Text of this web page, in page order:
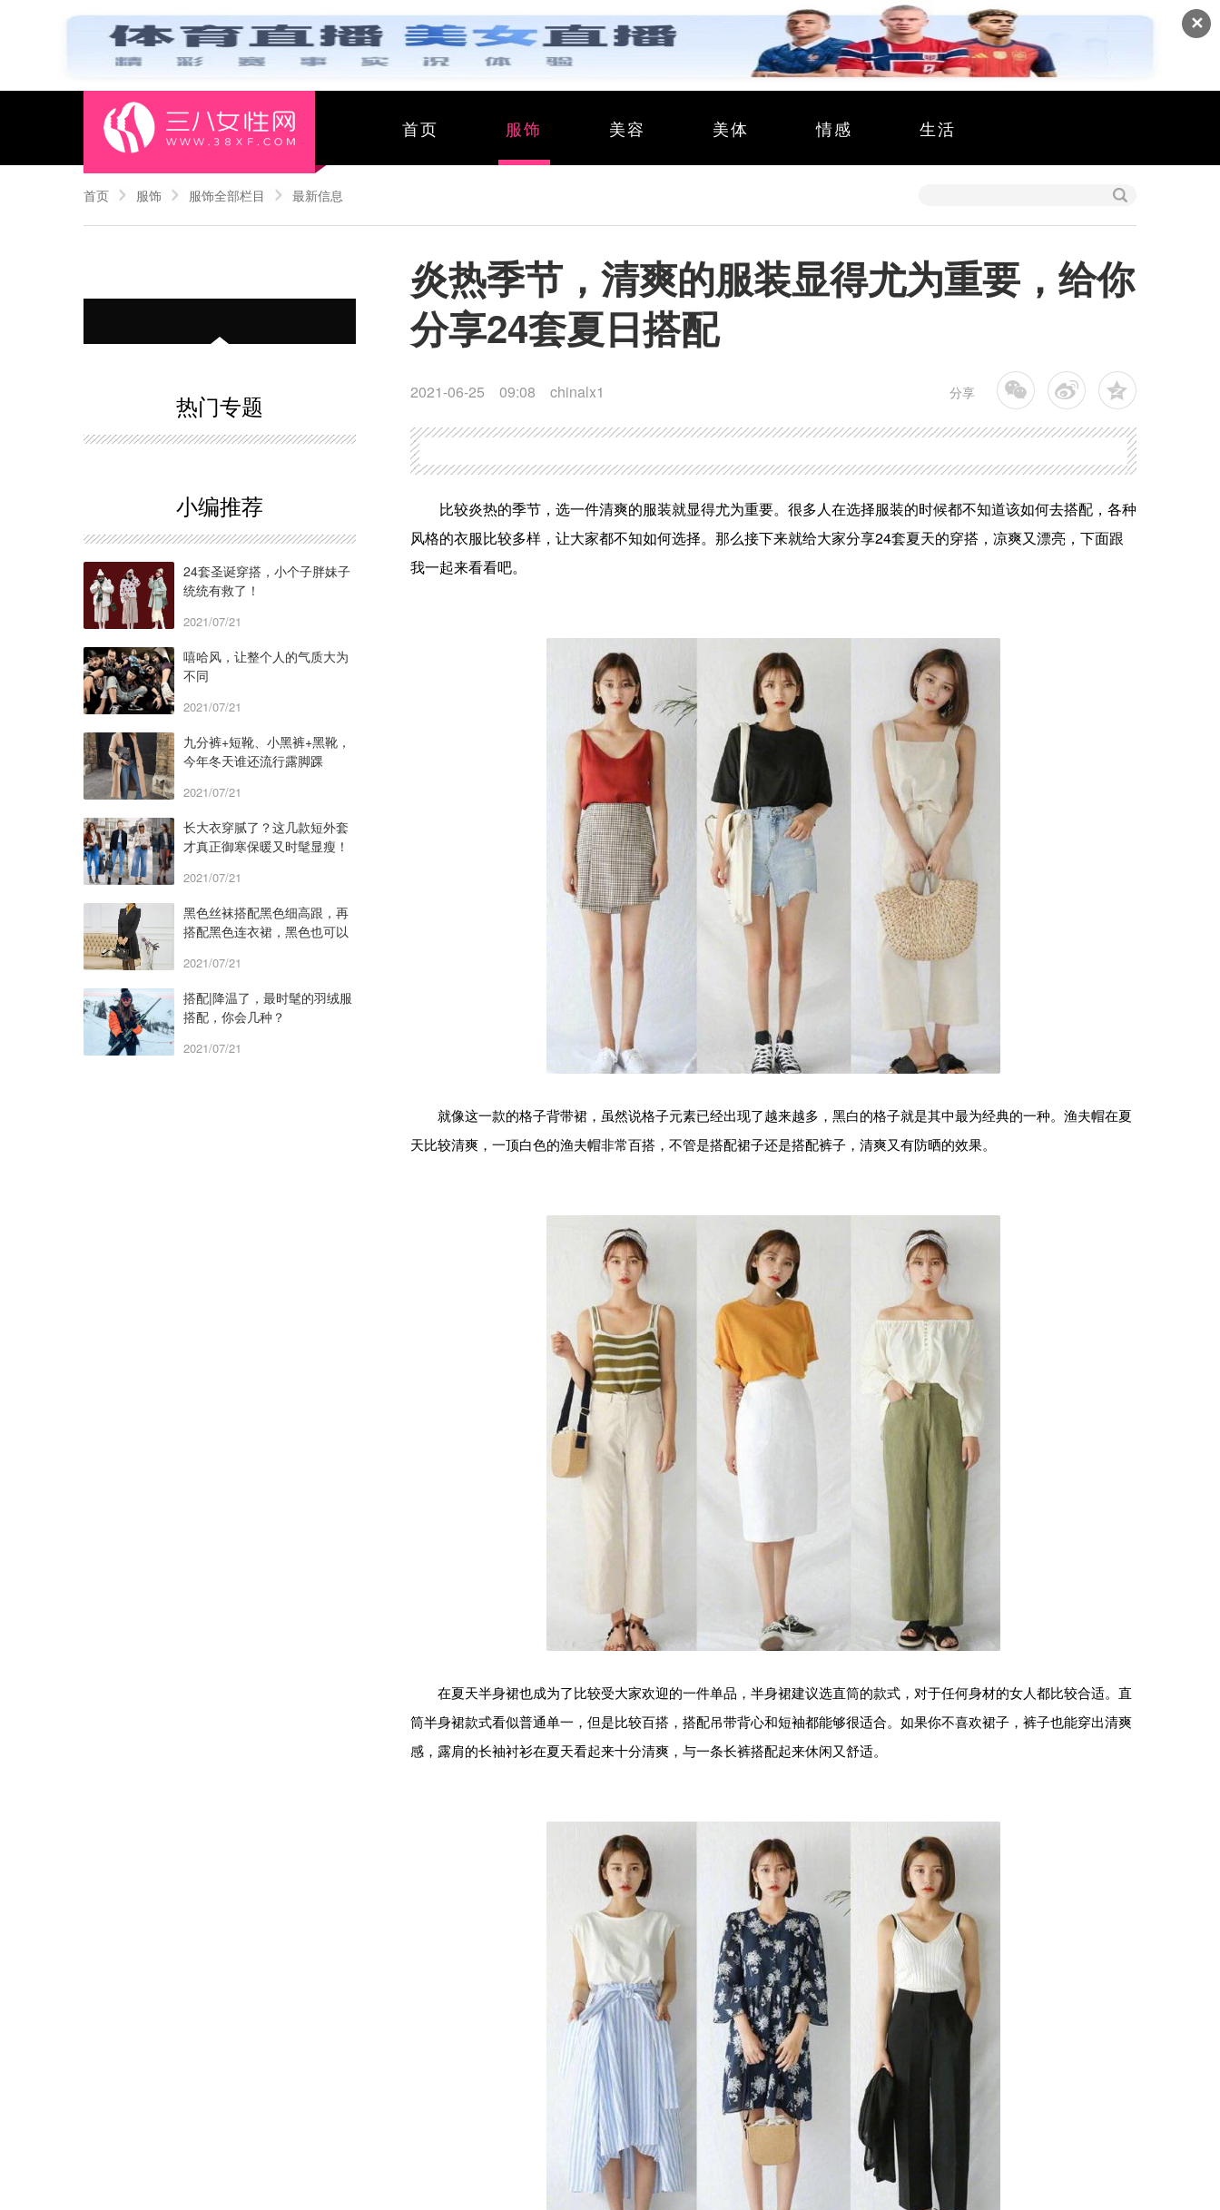
✕
首页 服饰 美容 美体 情感 生活
首页 服饰 服饰全部栏目 最新信息
热门专题
小编推荐
24套圣诞穿搭，小个子胖妹子
统统有救了！
2021/07/21
嘻哈风，让整个人的气质大为
不同
2021/07/21
九分裤+短靴、小黑裤+黑靴，
今年冬天谁还流行露脚踝
2021/07/21
长大衣穿腻了？这几款短外套
才真正御寒保暖又时髦显瘦！
2021/07/21
黑色丝袜搭配黑色细高跟，再
搭配黑色连衣裙，黑色也可以
2021/07/21
搭配|降温了，最时髦的羽绒服
搭配，你会几种？
2021/07/21
炎热季节，清爽的服装显得尤为重要，给你
分享24套夏日搭配
2021-06-25 09:08 chinalx1 分享
比较炎热的季节，选一件清爽的服装就显得尤为重要。很多人在选择服装的时候都不知道该如何去搭配，各种
风格的衣服比较多样，让大家都不知如何选择。那么接下来就给大家分享24套夏天的穿搭，凉爽又漂亮，下面跟
我一起来看看吧。
就像这一款的格子背带裙，虽然说格子元素已经出现了越来越多，黑白的格子就是其中最为经典的一种。 渔夫帽在夏
天比较清爽，一顶白色的渔夫帽非常百搭，不管是搭配裙子还是搭配裤子，清爽又有防晒的效果。
在夏天半身裙也成为了比较受大家欢迎的一件单品，半身裙建议选直筒的款式，对于任何身材的女人都比较合适。直
筒半身裙款式看似普通单一，但是比较百搭，搭配吊带背心和短袖都能够很适合。如果你不喜欢裙子，裤子也能穿出清爽
感，露肩的长袖衬衫在夏天看起来十分清爽，与一条长裤搭配起来休闲又舒适。